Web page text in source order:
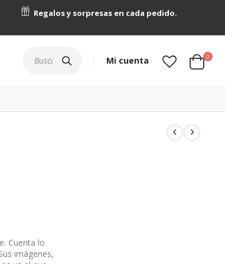
Regalos y sorpresas en cada pedido.
Mi cuenta Cart
0
Cuenta lo
imágenes,